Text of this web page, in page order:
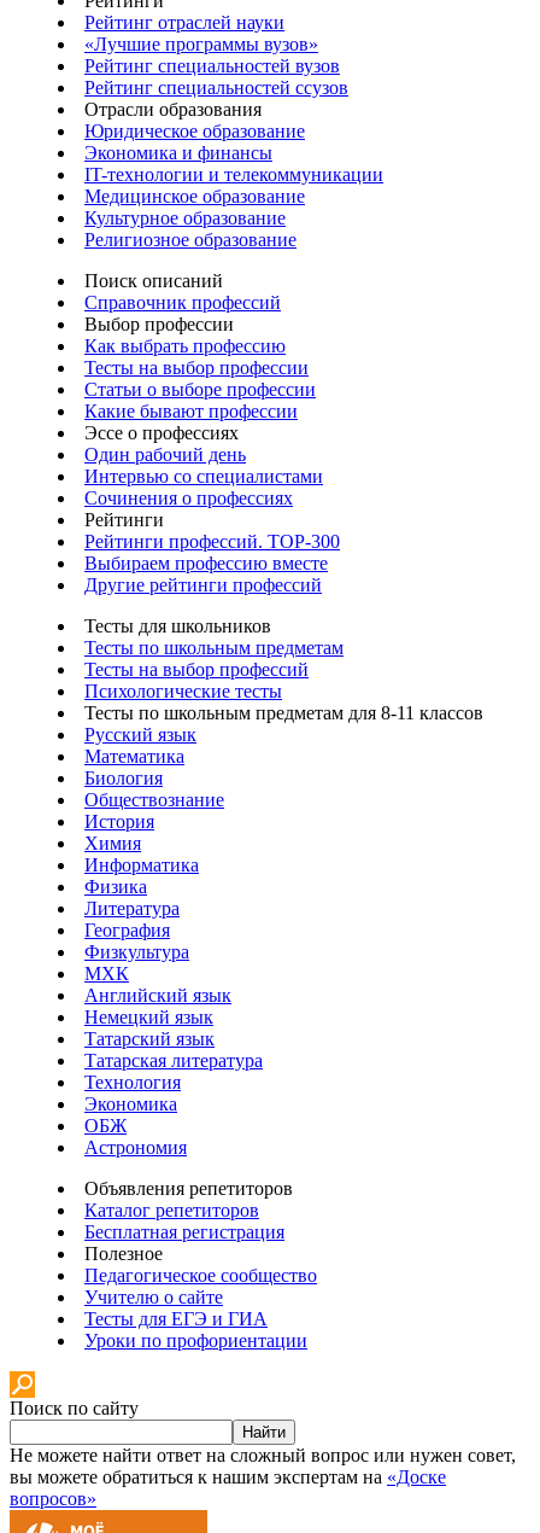
Рейтинг отраслей науки
«Лучшие программы вузов»
Рейтинг специальностей вузов
Рейтинг специальностей ссузов
Отрасли образования
Юридическое образование
Экономика и финансы
IT-технологии и телекоммуникации
Медицинское образование
Культурное образование
Религиозное образование
Поиск описаний
Справочник профессий
Выбор профессии
Как выбрать профессию
Тесты на выбор профессии
Статьи о выборе профессии
Какие бывают профессии
Эссе о профессиях
Один рабочий день
Интервью со специалистами
Сочинения о профессиях
Рейтинги
Рейтинги профессий. TOP-300
Выбираем профессию вместе
Другие рейтинги профессий
Тесты для школьников
Тесты по школьным предметам
Тесты на выбор профессий
Психологические тесты
Тесты по школьным предметам для 8-11 классов
Русский язык
Математика
Биология
Обществознание
История
Химия
Информатика
Физика
Литература
География
Физкультура
МХК
Английский язык
Немецкий язык
Татарский язык
Татарская литература
Технология
Экономика
ОБЖ
Астрономия
Объявления репетиторов
Каталог репетиторов
Бесплатная регистрация
Полезное
Педагогическое сообщество
Учителю о сайте
Тесты для ЕГЭ и ГИА
Уроки по профориентации
Поиск по сайту
Найти
Не можете найти ответ на сложный вопрос или нужен совет,
вы можете обратиться к нашим экспертам на «Доске
вопросов»